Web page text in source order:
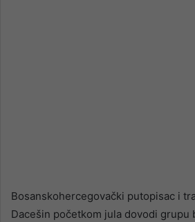
Bosanskohercegovački putopisac i
Dacešin početkom jula dovodi grupu